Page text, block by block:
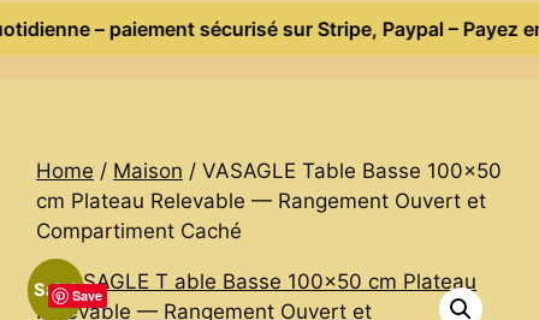
et ventes flash quotidienne – paiement
Home / Maison / VASAGLE Table Basse 100×50
cm Plateau Relevable — Rangement Ouvert et
Compartiment Caché
Sale!Save